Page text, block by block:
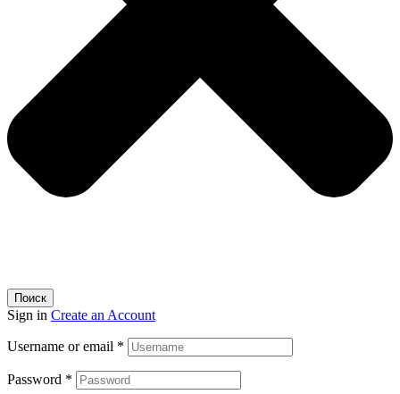
Поиск
Sign in Create an Account
Username or email *
Password *